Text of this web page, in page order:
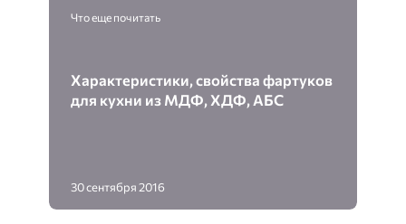
Что еще почитать
Характеристики, свойства фартуков
для кухни из МДФ, ХДФ, АБС
30 сентября 2016